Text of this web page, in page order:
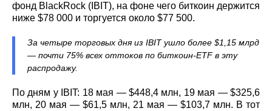
фонд BlackRock (IBIT), на фоне чего биткоин держится
ниже $78 000 и торгуется около $77 500.
За четыре торговых дня из IBIT ушло более $1,15 млрд
— почти 75% всех оттоков по биткоин‑ETF в эту
распродажу.
По дням у IBIT: 18 мая — $448,4 млн, 19 мая — $325,6
млн, 20 мая — $61,5 млн, 21 мая — $103,7 млн. В тот